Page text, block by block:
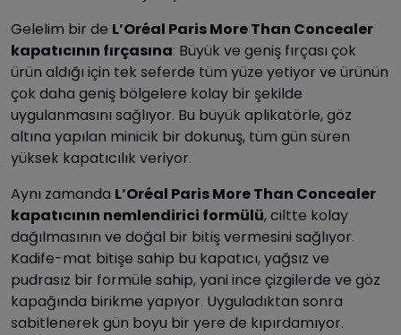
Gelelim bir de L’Oréal Paris More Than Concealer
kapatıcının fırçasına: Büyük ve geniş fırçası çok
ürün aldığı için tek seferde tüm yüze yetiyor ve ürünün
çok daha geniş bölgelere kolay bir şekilde
uygulanmasını sağlıyor. Bu büyük aplikatörle, göz
altına yapılan minicik bir dokunuş, tüm gün süren
yüksek kapatıcılık veriyor.
Aynı zamanda L’Oréal Paris More Than Concealer
kapatıcının nemlendirici formülü, ciltte kolay
dağılmasının ve doğal bir bitiş vermesini sağlıyor.
Kadife-mat bitişe sahip bu kapatıcı, yağsız ve
pudrasız bir formüle sahip, yani ince çizgilerde ve göz
kapağında birikme yapıyor. Uyguladıktan sonra
sabitlenerek gün boyu bir yere de kıpırdamıyor.